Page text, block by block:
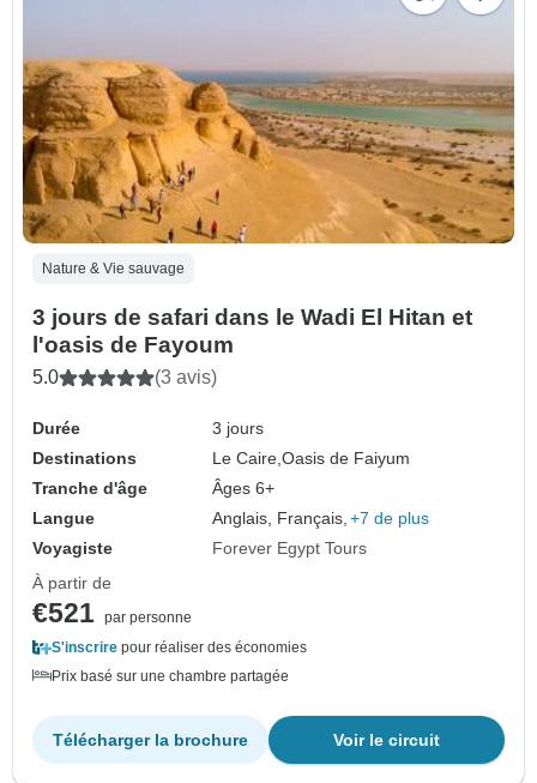
Nature & Vie sauvage
3 jours de safari dans le Wadi El Hitan et
l'oasis de Fayoum
5.0 (3 avis)
Durée
3 jours
Destinations
Le Caire,Oasis de Faiyum
Tranche d'âge
Âges 6+
Langue
Anglais, Français, +7 de plus
Voyagiste
Forever Egypt Tours
À partir de
€521 par personne
S'inscrire pour réaliser des économies
Prix basé sur une chambre partagée
Voir le circuit
Télécharger la brochure